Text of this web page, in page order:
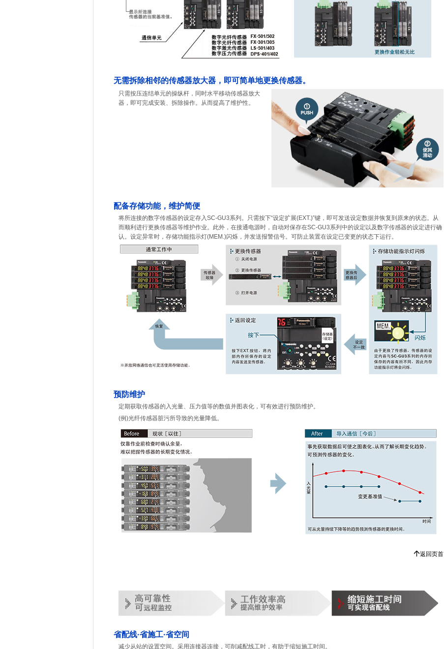
无需拆除相邻的传感器放大器，即可简单地更换传感器。
只需按压连结单元的操纵杆，同时水平移动传感器放大
器，即可完成安装、拆除操作。从而提高了维护性。
配备存储功能，维护简便
将所连接的数字传感器的设定存入SC-GU3系列。只需按下“设定扩展(EXT.)”键，即可发送设定数据并恢复到原来的状态。从
而顺利进行更换传感器等维护作业。此外，在接通电源时，自动对保存在SC-GU3系列中的设定以及数字传感器的设定进行确
认。设定异常时，存储功能指示灯(MEM.)闪烁，并发送报警信号。可防止装置在设定已变更的状态下运行。
预防维护
定期获取传感器的入光量、压力值等的数值并图表化，可有效进行预防维护。
(例)光纤传感器脏污所导致的光量降低。
返回页首
省配线·省施工·省空间
减少从站的设置空间。采用连接器连接，可削减配线工时，有助于缩短施工时间。